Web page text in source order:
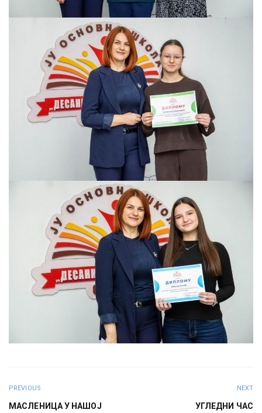
PREVIOUS
МАСЛЕНИЦА У НАШОЈ
NEXT
УГЛЕДНИ ЧАС